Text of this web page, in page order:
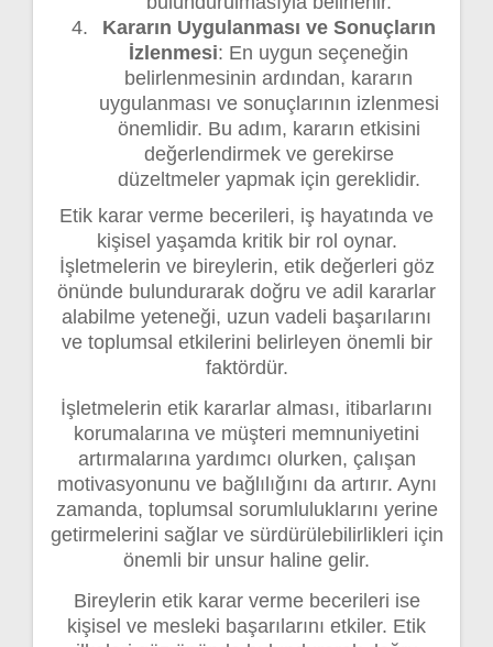
Kararın Uygulanması ve Sonuçların
İzlenmesi: En uygun seçeneğin
belirlenmesinin ardından, kararın
uygulanması ve sonuçlarının izlenmesi
önemlidir. Bu adım, kararın etkisini
değerlendirmek ve gerekirse
düzeltmeler yapmak için gereklidir.
Etik karar verme becerileri, iş hayatında ve
kişisel yaşamda kritik bir rol oynar.
İşletmelerin ve bireylerin, etik değerleri göz
önünde bulundurarak doğru ve adil kararlar
alabilme yeteneği, uzun vadeli başarılarını
ve toplumsal etkilerini belirleyen önemli bir
faktördür.
İşletmelerin etik kararlar alması, itibarlarını
korumalarına ve müşteri memnuniyetini
artırmalarına yardımcı olurken, çalışan
motivasyonunu ve bağlılığını da artırır. Aynı
zamanda, toplumsal sorumluluklarını yerine
getirmelerini sağlar ve sürdürülebilirlikleri için
önemli bir unsur haline gelir.
Bireylerin etik karar verme becerileri ise
kişisel ve mesleki başarılarını etkiler. Etik